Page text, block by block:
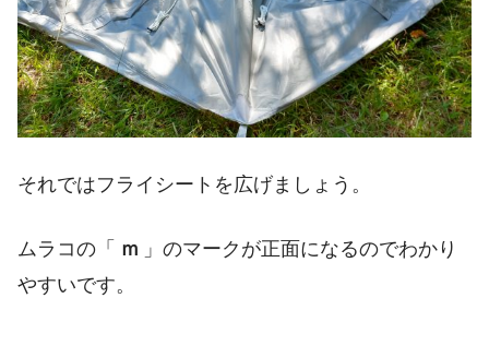
それではフライシートを広げましょう。
ムラコの「 ｍ 」のマークが正面になるのでわかり
やすいです。